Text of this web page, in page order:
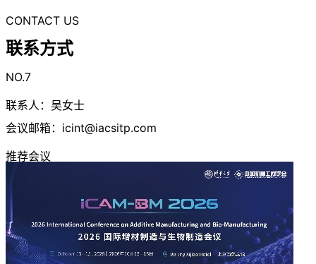
CONTACT US
联系方式
NO.7
联系人：吴女士
会议邮箱： icint@iacsitp.com
推荐会议